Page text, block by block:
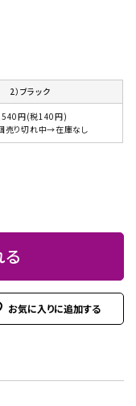
2）ブラック
円(税140円)
売り切れ中→在庫なし
る